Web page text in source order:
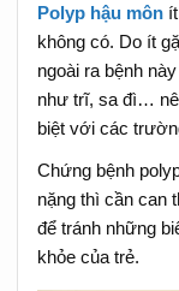
Polyp hậu môn
không có. Do ít
ngoài ra bệnh
như trĩ, sa đì…
biệt với các
Chứng bệnh
nặng thì cần can
để tránh những
khỏe của trẻ.